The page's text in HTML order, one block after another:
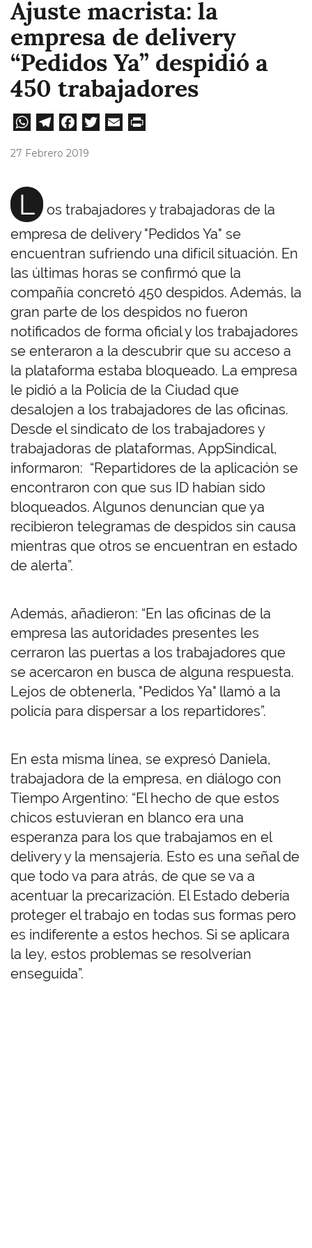
Ajuste macrista: la
empresa de delivery
“Pedidos Ya” despidió a
450 trabajadores
W
A
pp
Te
m
Fa
27 Febrero 2019
L
os trabajadores y trabajadoras de la
empresa de delivery "Pedidos Ya" se
encuentran sufriendo una difícil situación. En
las últimas horas se confirmó que la
compañía concretó 450 despidos. Además, la
gran parte de los despidos no fueron
notificados de forma oficial y los trabajadores
se enteraron a la descubrir que su acceso a
la plataforma estaba bloqueado. La empresa
le pidió a la Policía de la Ciudad que
desalojen a los trabajadores de las oficinas.
Desde el sindicato de los trabajadores y
trabajadoras de plataformas, AppSindical,
informaron: “Repartidores de la aplicación se
encontraron con que sus ID habían sido
bloqueados. Algunos denuncian que ya
recibieron telegramas de despidos sin causa
mientras que otros se encuentran en estado
de alerta”.
Además, añadieron: “En las oficinas de la
empresa las autoridades presentes les
cerraron las puertas a los trabajadores que
se acercaron en busca de alguna respuesta.
Lejos de obtenerla, "Pedidos Ya" llamó a la
policía para dispersar a los repartidores”.
En esta misma línea, se expresó Daniela,
trabajadora de la empresa, en diálogo con
Tiempo Argentino: “El hecho de que estos
chicos estuvieran en blanco era una
esperanza para los que trabajamos en el
delivery y la mensajería. Esto es una señal de
que todo va para atrás, de que se va a
acentuar la precarización. El Estado debería
proteger el trabajo en todas sus formas pero
es indiferente a estos hechos. Si se aplicara
la ley, estos problemas se resolverían
enseguida”.